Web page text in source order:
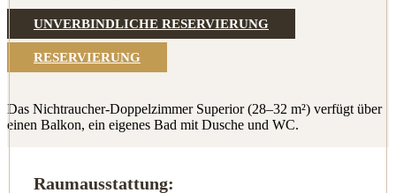
UNVERBINDLICHE RESERVIERUNG
RESERVIERUNG
Das Nichtraucher-Doppelzimmer Superior (28–32 m²) verfügt über
einen Balkon, ein eigenes Bad mit Dusche und WC.
Raumausstattung: